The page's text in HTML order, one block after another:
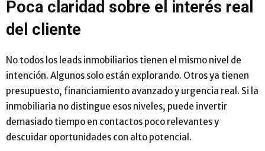
Poca claridad sobre el interés real
del cliente
No todos los leads inmobiliarios tienen el mismo nivel de
intención. Algunos solo están explorando. Otros ya tienen
presupuesto, financiamiento avanzado y urgencia real. Si la
inmobiliaria no distingue esos niveles, puede invertir
demasiado tiempo en contactos poco relevantes y
descuidar oportunidades con alto potencial.